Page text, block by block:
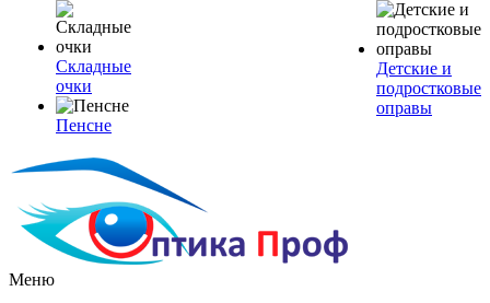
Складные
очки
Пенсне
Детские и
подростковые
оправы
Меню